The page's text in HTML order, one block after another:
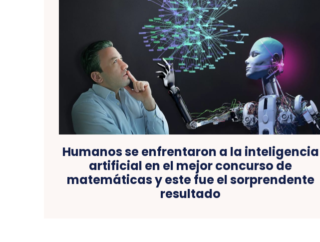
Humanos se enfrentaron a la inteligencia
artificial en el mejor concurso de
matemáticas y este fue el sorprendente
resultado